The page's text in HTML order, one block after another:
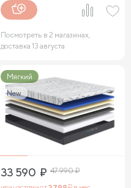
Посмотреть в 2 магазинах,
доставка 13 августа
Мягкий
New
33 590 ₽ 47 990₽